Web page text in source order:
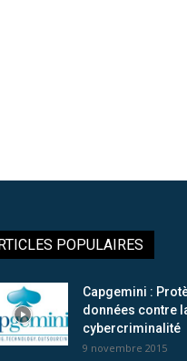
POPULAIRES
Capgemini :
données contre
cybercriminalité
9 novembre 2015